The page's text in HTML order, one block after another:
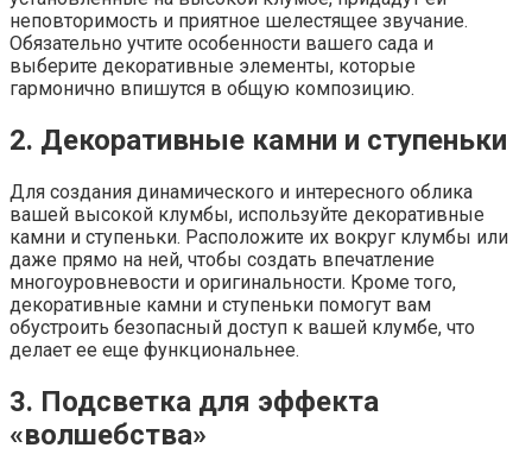
неповторимость и приятное шелестящее звучание.
Обязательно учтите особенности вашего сада и
выберите декоративные элементы, которые
гармонично впишутся в общую композицию.
2. Декоративные камни и ступеньки
Для создания динамического и интересного облика
вашей высокой клумбы, используйте декоративные
камни и ступеньки. Расположите их вокруг клумбы или
даже прямо на ней, чтобы создать впечатление
многоуровневости и оригинальности. Кроме того,
декоративные камни и ступеньки помогут вам
обустроить безопасный доступ к вашей клумбе, что
делает ее еще функциональнее.
3. Подсветка для эффекта
«волшебства»